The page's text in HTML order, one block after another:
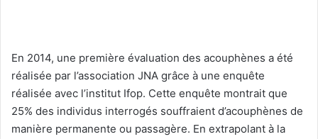
En 2014, une première évaluation des acouphènes a été
réalisée par l’association JNA grâce à une enquête
réalisée avec l’institut Ifop. Cette enquête montrait que
25% des individus interrogés souffraient d’acouphènes de
manière permanente ou passagère. En extrapolant à la